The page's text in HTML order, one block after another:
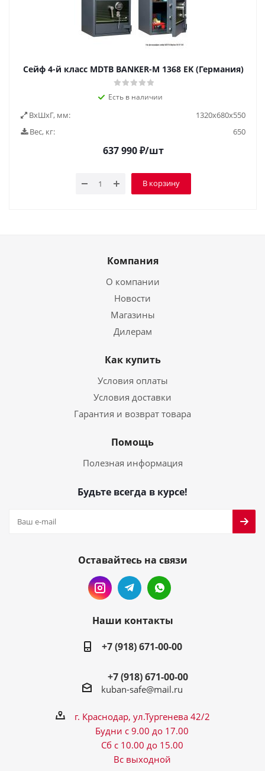
Сейф 4-й класс MDTB BANKER-M 1368 EK (Германия)
Есть в наличии
ВxШxГ, мм:
1320x680x550
Вес, кг:
650
637 990₽/шт
В корзину
Компания
О компании
Новости
Магазины
Дилерам
Как купить
Условия оплаты
Условия доставки
Гарантия и возврат товара
Помощь
Полезная информация
Будьте всегда в курсе!
Оставайтесь на связи
Наши контакты
+7 (918) 671-00-00
+7 (918) 671-00-00
kuban-safe@mail.ru
г. Краснодар, ул.Тургенева 42/2
Будни с 9.00 до 17.00
Сб с 10.00 до 15.00
Вс выходной